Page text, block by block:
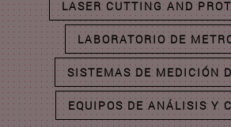
LASER CUTTING AND
LABORATORIO DE
SISTEMAS DE MEDICIÓN
EQUIPOS DE ANÁLISIS Y